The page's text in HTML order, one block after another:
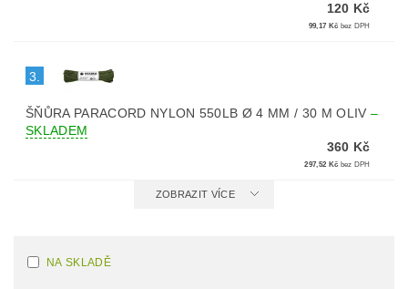
120 Kč
99,17 Kč bez DPH
3.
ŠŇŮRA PARACORD NYLON 550LB Ø 4 MM / 30 M OLIV –
SKLADEM
360 Kč
297,52 Kč bez DPH
ZOBRAZIT VÍCE
NA SKLADĚ